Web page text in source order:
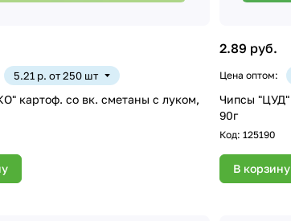
5.21 р. от 250 шт
картоф. со вк. сметаны с луком,
2.89 руб.
Цена оптом:
Чипсы "ЦУД" пластинки со вк. сметаны с луком,
90г
Код: 125190
В корзину